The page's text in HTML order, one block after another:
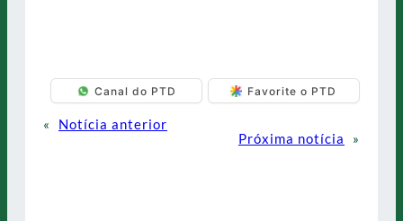
Canal do PTD Favorite o PTD
«
Notícia anterior
Próxima notícia
»